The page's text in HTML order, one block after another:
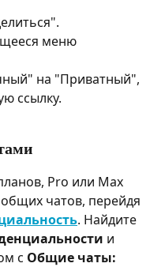
меню
на "Приватный",
ссылку.
Pro или Max
чатов, перейдя
. Найдите
и
с Общие чаты: